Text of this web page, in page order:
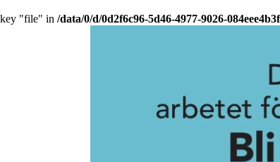
"file" in /data/0/d/0d2f6c96-5d46-4977-9026-